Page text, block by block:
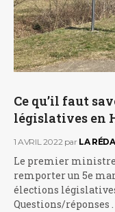
Ce qu’il faut
législatives en
1 AVRIL 2022 par LA
Le premier
remporter un 5e
élections
Questions/réponses .